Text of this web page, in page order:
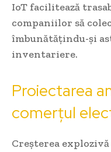
IoT facilitează
companiilor să
îmbunătățindu-și
inventariere.
Proiectarea
comerțul
Creșterea